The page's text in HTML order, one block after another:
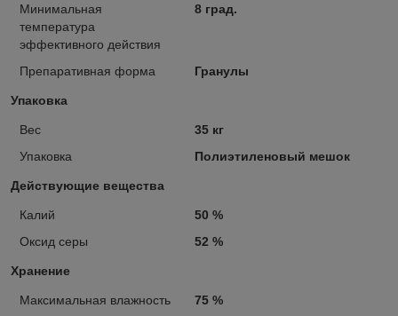
Минимальная
температура
эффективного действия
8 град.
Препаративная форма Гранулы
Упаковка
Вес
35 кг
Упаковка
Полиэтиленовый мешок
Действующие вещества
Калий
50 %
Оксид серы
52 %
Хранение
Максимальная влажность
75 %